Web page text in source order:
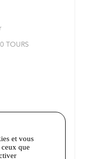
TOURS
sur notre
et vous
que